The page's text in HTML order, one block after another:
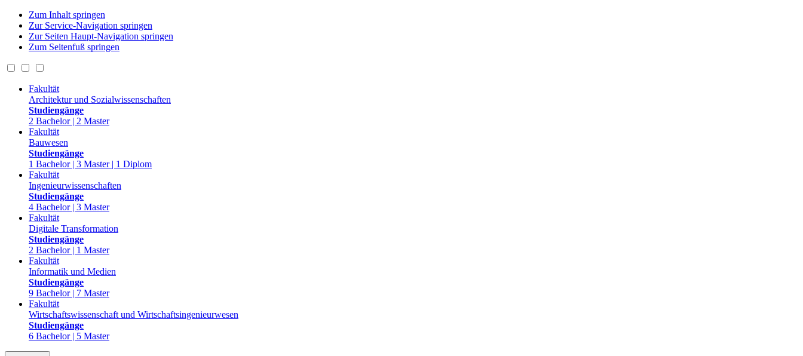
Zum Inhalt springen
Zur Service-Navigation springen
Zur Seiten Haupt-Navigation springen
Zum Seitenfuß springen
Fakultät
Architektur und Sozialwissenschaften
Studiengänge
2 Bachelor | 2 Master
Fakultät
Bauwesen
Studiengänge
1 Bachelor | 3 Master | 1 Diplom
Fakultät
Ingenieurwissenschaften
Studiengänge
4 Bachelor | 3 Master
Fakultät
Digitale Transformation
Studiengänge
2 Bachelor | 1 Master
Fakultät
Informatik und Medien
Studiengänge
9 Bachelor | 7 Master
Fakultät
Wirtschaftswissenschaft und Wirtschaftsingenieurwesen
Studiengänge
6 Bachelor | 5 Master